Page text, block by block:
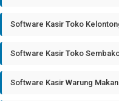
Software Kasir Toko
Software Kasir Toko
Software Kasir Warung Makan